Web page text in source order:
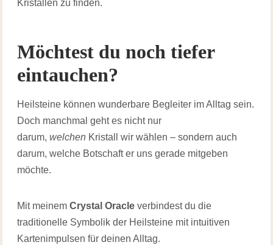
Kristallen zu finden.
Möchtest du noch tiefer
eintauchen?
Heilsteine können wunderbare Begleiter im Alltag sein.
Doch manchmal geht es nicht nur
darum, welchen Kristall wir wählen – sondern auch
darum, welche Botschaft er uns gerade mitgeben
möchte.
Mit meinem Crystal Oracle verbindest du die
traditionelle Symbolik der Heilsteine mit intuitiven
Kartenimpulsen für deinen Alltag.